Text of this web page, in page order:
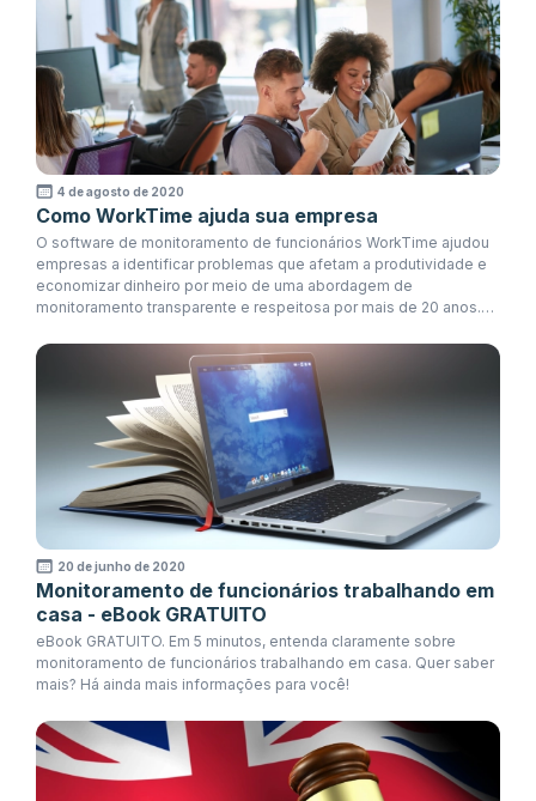
4 de agosto de 2020
Como WorkTime ajuda sua empresa
O software de monitoramento de funcionários WorkTime ajudou
empresas a identificar problemas que afetam a produtividade e
economizar dinheiro por meio de uma abordagem de
monitoramento transparente e respeitosa por mais de 20 anos.
sua empresa a obter insights valiosos sobre o trabalho dos
funcionários e muito mais.
20 de junho de 2020
Monitoramento de funcionários trabalhando em
casa - eBook GRATUITO
eBook GRATUITO. Em 5 minutos, entenda claramente sobre
monitoramento de funcionários trabalhando em casa. Quer saber
mais? Há ainda mais informações para você!